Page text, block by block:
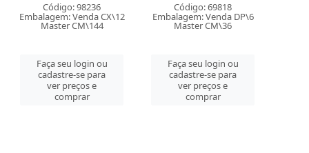
Código: 98236
Embalagem: Venda CX\12
Master CM\144
Faça seu login ou
cadastre-se para
ver preços e
comprar
Código: 69818
Embalagem: Venda DP\6
Master CM\36
Faça seu login ou
cadastre-se para
ver preços e
comprar